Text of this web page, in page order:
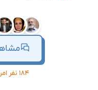
۱۸۴ نفر امروز